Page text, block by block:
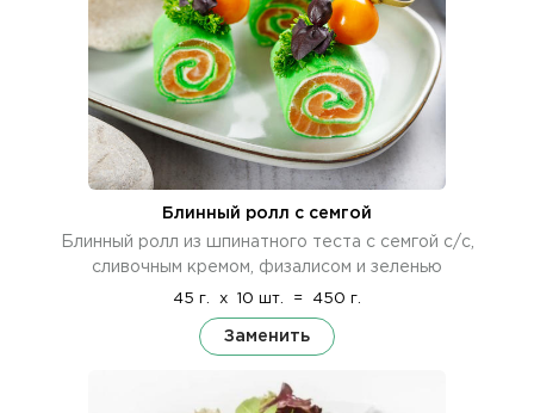
Блинный ролл с семгой
Блинный ролл из шпинатного теста с семгой с/с,
сливочным кремом, физалисом и зеленью
45 г. x 10 шт. = 450 г.
Заменить